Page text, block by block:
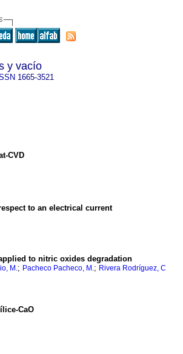
y vacío
1665-3521
CVD
to an electrical current
to nitric oxides degradation
M.; Pacheco Pacheco, M.; Rivera Rodríguez, C
CaO